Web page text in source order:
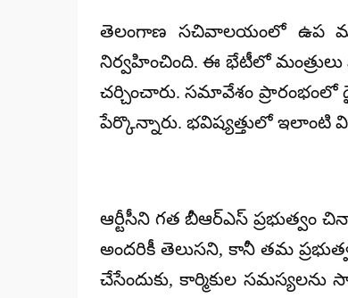
తెలంగాణ సచివాలయంలో ఉప
నిర్వహించింది. ఈ భేటీలో మంత్రులు
చర్చించారు. సమావేశం ప్రారంభంలో
పేర్కొన్నారు. భవిష్యత్తులో
ఆర్టీసీని గత బీఆర్‌ఎస్ ప్రభుత్వం
అందరికీ తెలుసని, కానీ తమ
చేసేందుకు, కార్మికుల